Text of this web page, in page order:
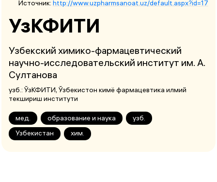
Источник: http://www.uzpharmsanoat.uz/default.aspx?id=17
УзКФИТИ
Узбекский химико-фармацевтический
научно-исследовательский институт им. А.
Султанова
узб.: ЎзКФИТИ, Ўзбекистон кимё фармацевтика илмий
текшириш институти
мед. образование и наука
узб.
Узбекистан
хим.